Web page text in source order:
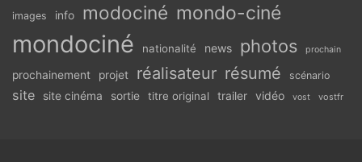
images info modociné mondo-ciné
mondociné nationalité news photos prochain
prochainement projet réalisateur résumé scénario
site site cinéma sortie titre original trailer vidéo vost vostfr